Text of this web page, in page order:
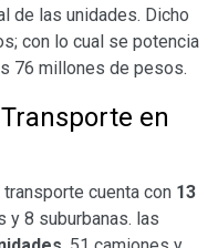
de las unidades. Dicho
con lo cual se potencia
76 millones de pesos.
en
transporte cuenta con 13
y 8 suburbanas. las